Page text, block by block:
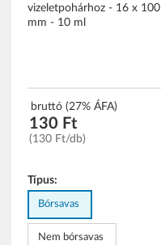
vizeletpohárhoz - 16 x 100
mm - 10 ml
bruttó (27% ÁFA)
130 Ft
(130 Ft/db)
Típus:
Bórsavas
Nem bórsavas